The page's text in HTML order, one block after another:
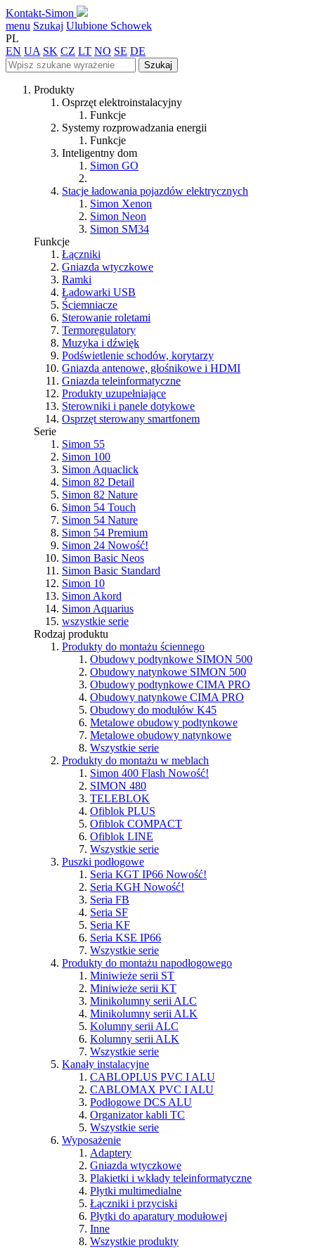
Kontakt-Simon
menu Szukaj Ulubione Schowek
PL
EN UA SK CZ LT NO SE DE
Szukaj
Produkty
Osprzęt elektroinstalacyjny
Funkcje
Systemy rozprowadzania energii
Funkcje
Inteligentny dom
Simon GO
Stacje ładowania pojazdów elektrycznych
Simon Xenon
Simon Neon
Simon SM34
Funkcje
Łączniki
Gniazda wtyczkowe
Ramki
Ładowarki USB
Ściemniacze
Sterowanie roletami
Termoregulatory
Muzyka i dźwięk
Podświetlenie schodów, korytarzy
Gniazda antenowe, głośnikowe i HDMI
Gniazda teleinformatyczne
Produkty uzupełniające
Sterowniki i panele dotykowe
Osprzęt sterowany smartfonem
Serie
Simon 55
Simon 100
Simon Aquaclick
Simon 82 Detail
Simon 82 Nature
Simon 54 Touch
Simon 54 Nature
Simon 54 Premium
Simon 24 Nowość!
Simon Basic Neos
Simon Basic Standard
Simon 10
Simon Akord
Simon Aquarius
wszystkie serie
Rodzaj produktu
Produkty do montażu ściennego
Obudowy podtynkowe SIMON 500
Obudowy natynkowe SIMON 500
Obudowy podtynkowe CIMA PRO
Obudowy natynkowe CIMA PRO
Obudowy do modułów K45
Metalowe obudowy podtynkowe
Metalowe obudowy natynkowe
Wszystkie serie
Produkty do montażu w meblach
Simon 400 Flash Nowość!
SIMON 480
TELEBLOK
Ofiblok PLUS
Ofiblok COMPACT
Ofiblok LINE
Wszystkie serie
Puszki podłogowe
Seria KGT IP66 Nowość!
Seria KGH Nowość!
Seria FB
Seria SF
Seria KF
Seria KSE IP66
Wszystkie serie
Produkty do montażu napodłogowego
Miniwieże serii ST
Miniwieże serii KT
Minikolumny serii ALC
Minikolumny serii ALK
Kolumny serii ALC
Kolumny serii ALK
Wszystkie serie
Kanały instalacyjne
CABLOPLUS PVC I ALU
CABLOMAX PVC I ALU
Podłogowe DCS ALU
Organizator kabli TC
Wszystkie serie
Wyposażenie
Adaptery
Gniazda wtyczkowe
Plakietki i wkłady teleinformatyczne
Płytki multimedialne
Łączniki i przyciski
Płytki do aparatury modułowej
Inne
Wszystkie produkty